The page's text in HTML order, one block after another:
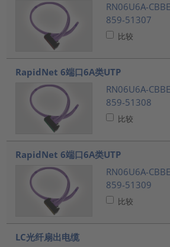
RN06U6A-
859-51307
比较
RapidNet 6端口6A类UTP
RN06U6A-
859-51308
比较
RapidNet 6端口6A类UTP
RN06U6A-
859-51309
比较
LC光纤扇出电缆